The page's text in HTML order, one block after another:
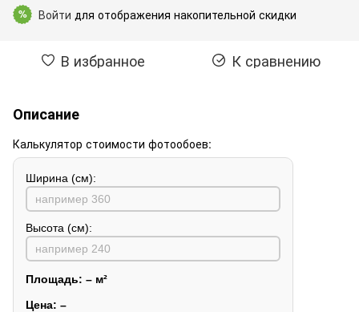
% Войти для отображения накопительной скидки
В избранное К сравнению
Описание
Калькулятор стоимости фотообоев:
Ширина (см):
Высота (см):
Площадь: – м²
Цена: –